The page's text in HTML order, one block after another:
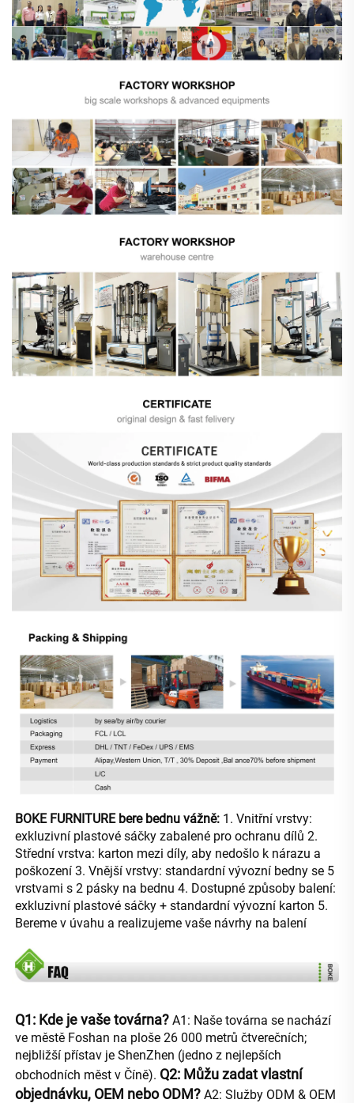
BOKE FURNITURE bere bednu vážně: 1. Vnitřní vrstvy:
exkluzivní plastové sáčky zabalené pro ochranu dílů 2.
Střední vrstva: karton mezi díly, aby nedošlo k nárazu a
poškození 3. Vnější vrstvy: standardní vývozní bedny se 5
vrstvami s 2 pásky na bednu 4. Dostupné způsoby balení:
exkluzivní plastové sáčky + standardní vývozní karton 5.
Bereme v úvahu a realizujeme vaše návrhy na balení
Q1: Kde je vaše továrna? A1: Naše továrna se nachází
ve městě Foshan na ploše 26 000 metrů čtverečních;
nejbližší přístav je ShenZhen (jedno z nejlepších
obchodních měst v Číně). Q2: Můžu zadat vlastní
objednávku, OEM nebo ODM? A2: Služby ODM & OEM